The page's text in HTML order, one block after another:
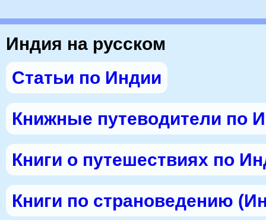
Индия на русском
Статьи по Индии
Книжные путеводители по
Книги о путешествиях по
Книги по страноведению